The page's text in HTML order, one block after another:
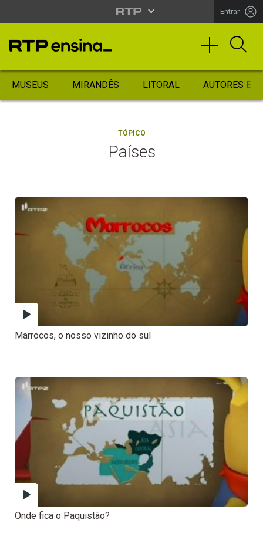
Entrar
MUSEUS MIRANDÊS LITORAL AUTORES
TÓPICO
Países
Marrocos, o nosso vizinho do sul
Onde fica o Paquistão?